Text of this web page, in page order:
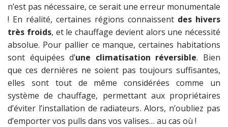
n’est pas nécessaire, ce serait une erreur monumentale
! En réalité, certaines régions connaissent des hivers
très froids, et le chauffage devient alors une nécessité
absolue. Pour pallier ce manque, certaines habitations
sont équipées d’une climatisation réversible. Bien
que ces dernières ne soient pas toujours suffisantes,
elles sont tout de même considérées comme un
système de chauffage, permettant aux propriétaires
d’éviter l’installation de radiateurs. Alors, n’oubliez pas
d’emporter vos pulls dans vos valises… au cas où !